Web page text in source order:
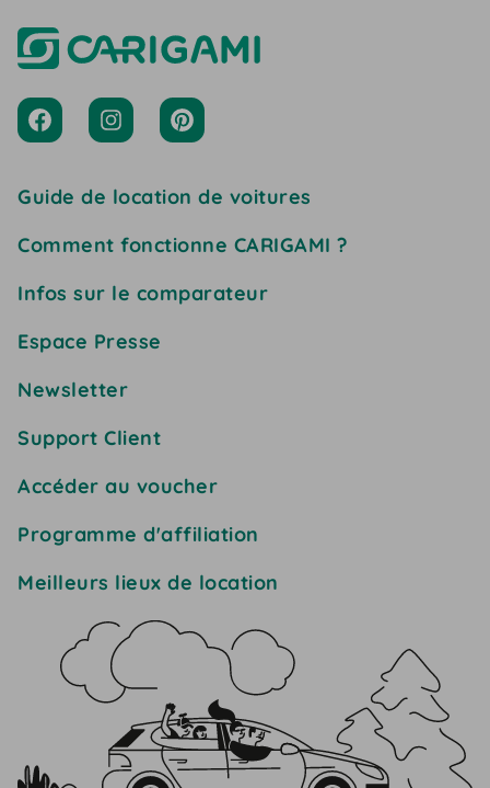
Guide de location de voitures
Comment fonctionne CARIGAMI ?
Infos sur le comparateur
Espace Presse
Newsletter
Support Client
Accéder au voucher
Programme d'affiliation
Meilleurs lieux de location